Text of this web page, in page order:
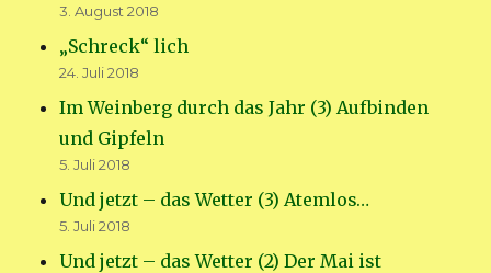
3. August 2018
„Schreck“ lich
24. Juli 2018
Im Weinberg durch das Jahr (3) Aufbinden
und Gipfeln
5. Juli 2018
Und jetzt – das Wetter (3) Atemlos…
5. Juli 2018
Und jetzt – das Wetter (2) Der Mai ist